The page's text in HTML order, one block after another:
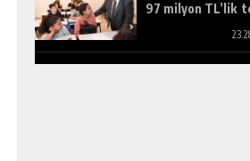
97 milyon TL’lik